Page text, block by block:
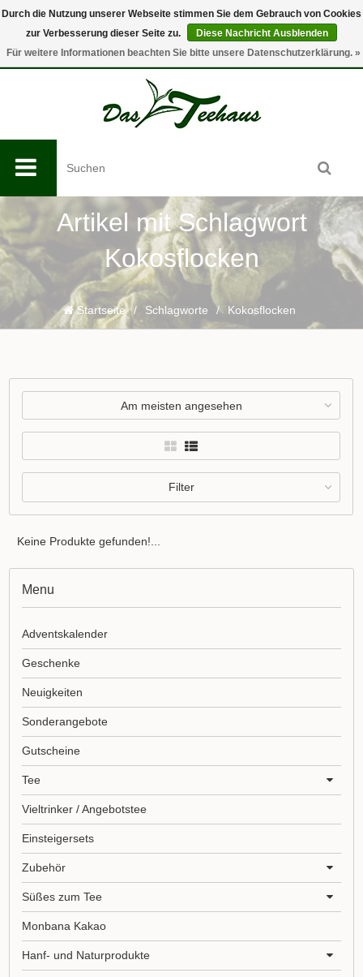
0
Artikel mit Schlagwort
Kokosflocken
Startseite / Schlagworte / Kokosflocken
Am meisten angesehen
Filter
Keine Produkte gefunden!...
Menu
Adventskalender
Geschenke
Neuigkeiten
Sonderangebote
Gutscheine
Tee
Vieltrinker / Angebotstee
Einsteigersets
Zubehör
Süßes zum Tee
Monbana Kakao
Hanf- und Naturprodukte
Durch die Nutzung unserer Webseite stimmen Sie dem Gebrauch von Cookies
zur Verbesserung dieser Seite zu.
Diese Nachricht Ausblenden
Für weitere Informationen beachten Sie bitte unsere Datenschutzerklärung. »